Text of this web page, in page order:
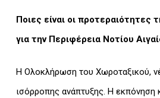
Ποιες είναι οι προτεραιότητες
για την Περιφέρεια Νοτίου
Η Ολοκλήρωση του Χωροταξικού,
ισόρροπης ανάπτυξης. Η εκπόνηση